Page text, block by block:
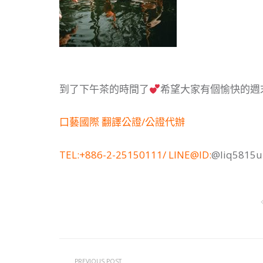
到了下午茶的時間了 希望大家有個愉快的週
口藝國際 翻譯公證/公證代辦
TEL:+886-2-25150111/ LINE@ID:@liq5815u
PREVIOUS POST